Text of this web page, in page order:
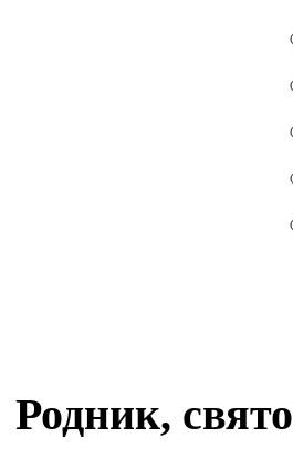
Родник,